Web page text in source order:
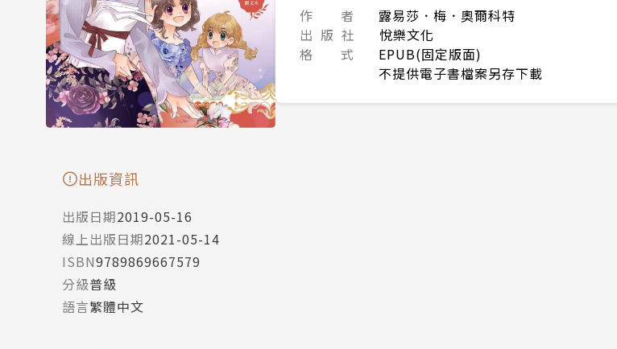
作 者
露易莎．梅．奧爾科特
出 版 社
悅樂文化
格 式
EPUB(固定版面)
不提供電子書檔案另存下載
出版資訊
出版日期2019-05-16
線上出版日期2021-05-14
ISBN9789869667579
分級普級
語言繁體中文